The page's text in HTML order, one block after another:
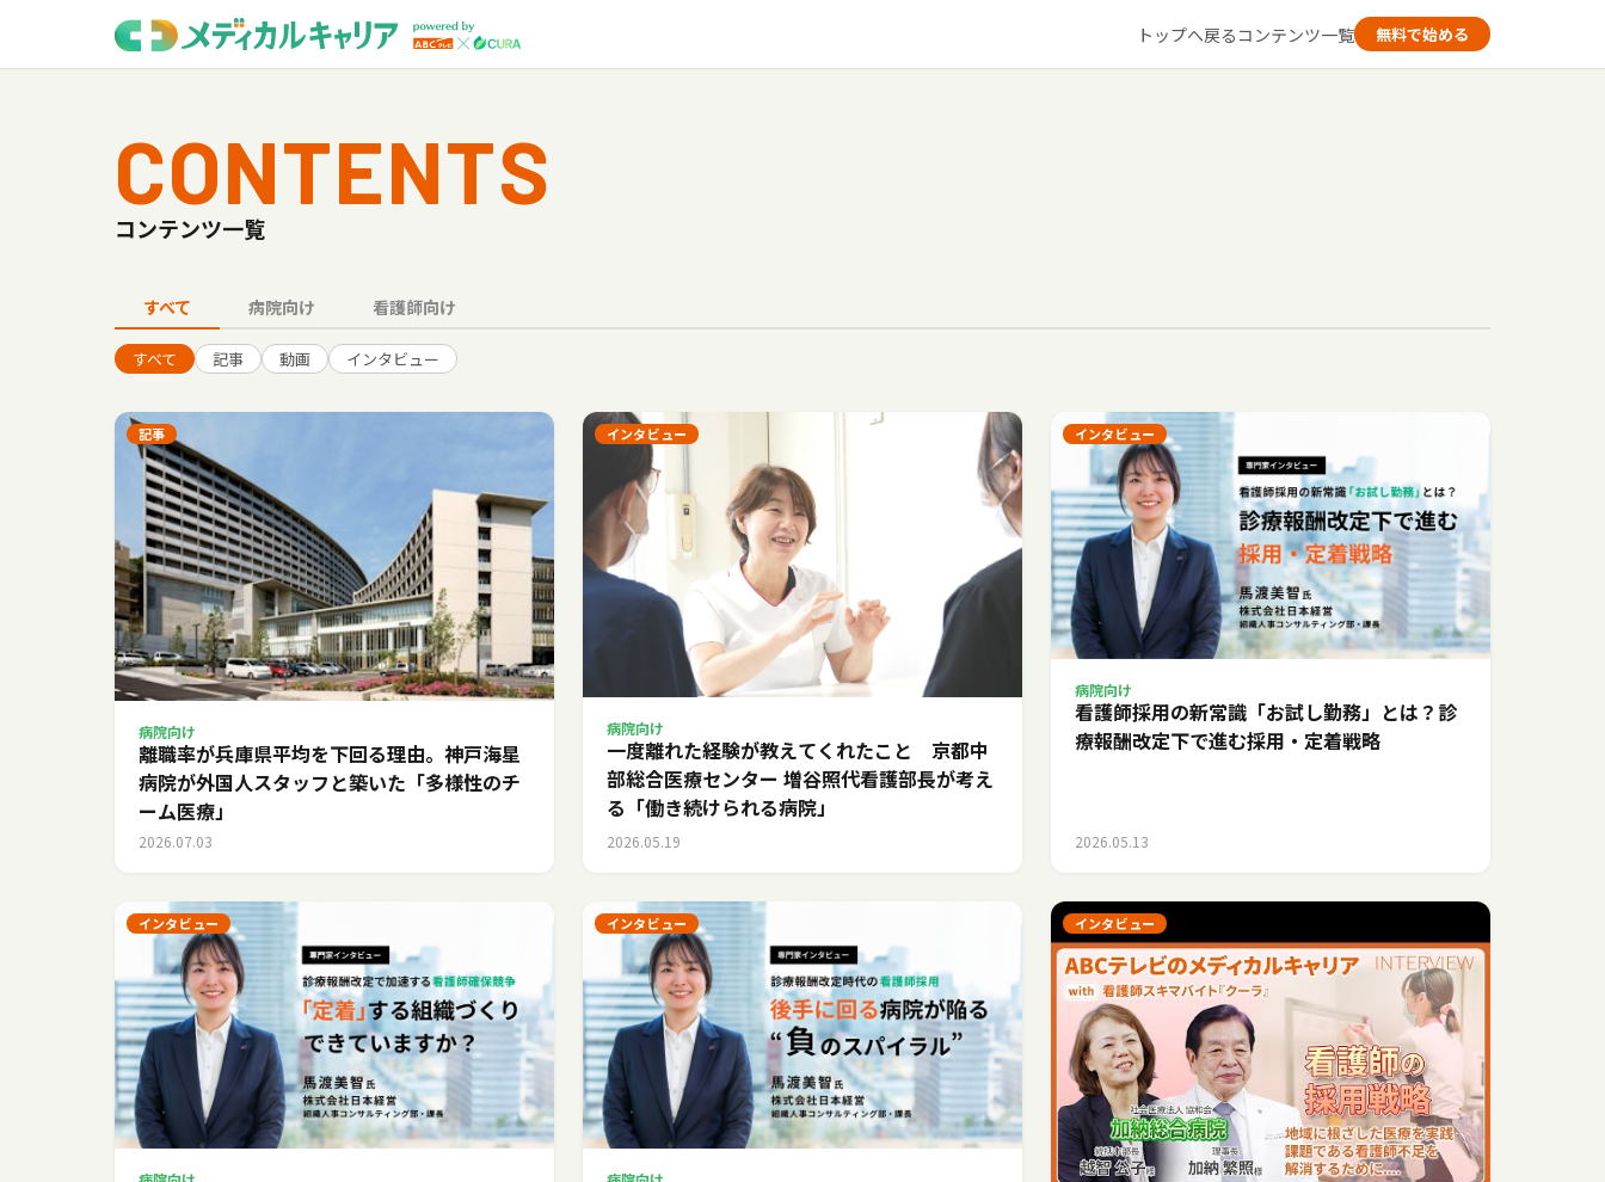
トップへ戻るコンテンツ一覧 無料で始める
CONTENTS
コンテンツ一覧
すべて 病院向け 看護師向け
すべて 記事 動画 インタビュー
記事
病院向け
離職率が兵庫県平均を下回る理由。神戸海星
病院が外国人スタッフと築いた「多様性のチ
ーム医療」
2026.07.03
インタビュー
病院向け
一度離れた経験が教えてくれたこと 京都中
部総合医療センター 増谷照代看護部長が考え
る「働き続けられる病院」
2026.05.19
インタビュー
病院向け
看護師採用の新常識「お試し勤務」とは？診
療報酬改定下で進む採用・定着戦略
2026.05.13
インタビュー インタビュー インタビュー